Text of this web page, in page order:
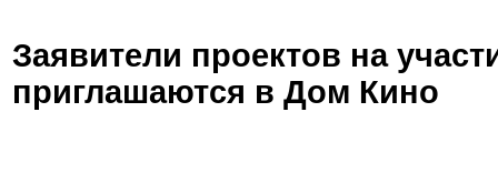
Заявители проектов на
приглашаются в Дом Кино